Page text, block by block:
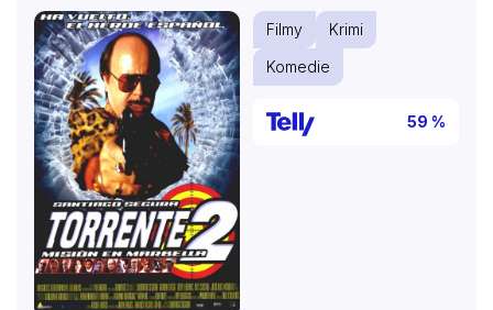
Filmy
Krimi
Komedie
59 %